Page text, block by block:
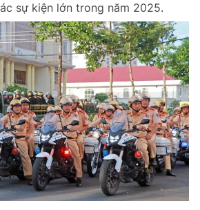
sự kiện lớn trong năm 2025.